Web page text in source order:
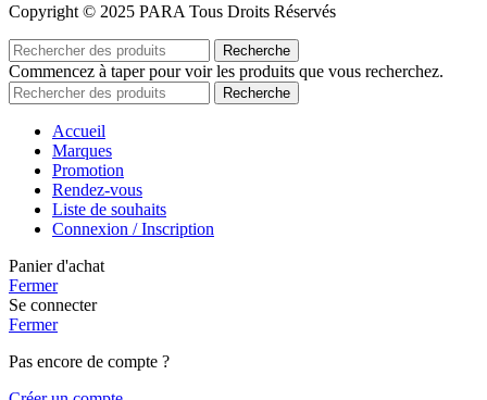
Copyright © 2025 PARA Tous Droits Réservés
Recherche
Commencez à taper pour voir les produits que vous recherchez.
Recherche
Accueil
Marques
Promotion
Rendez-vous
Liste de souhaits
Connexion / Inscription
Panier d'achat
Fermer
Se connecter
Fermer
Pas encore de compte ?